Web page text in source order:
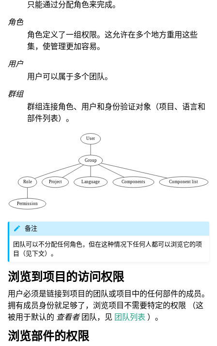
只能通过分配角色来完成。
角色
角色定义了一组权限。这允许在多个地方重用这些
集，使管理更加容易。
用户
用户可以属于多个团队。
群组
群组连接角色、用户和身份验证对象（项目、语言和
部件列表）。
备注
团队可以不分配任何角色，但在这种情况下任何人都可以浏览它的项
目（见下文）。
浏览到项目的访问权限
用户必须是链接到项目的团队或项目中的任何部件的成员。
拥有成员身份就足够了，浏览项目不需要特定的权限 （这
被用于默认的 查看者团队，见 团队列表 ）。
浏览部件的权限